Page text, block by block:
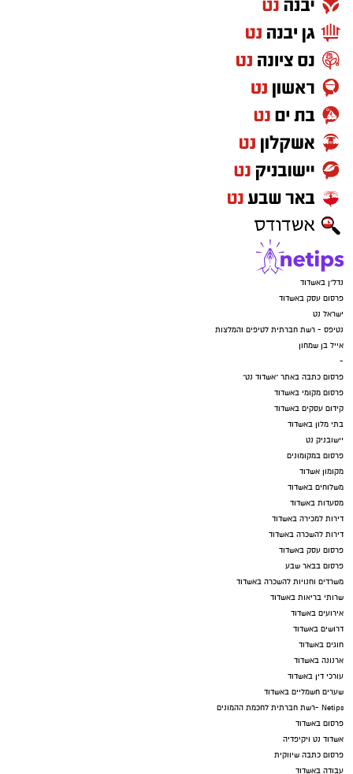
רוצה לעקוב אחרי הערוץ של הקבוצה "אשדוד נט"
ב-WhatsApp לחצו כאן
להורדת אפליקציה של אשדוד נט לחצו כאן
עקבו בפייסבוק
עקבו באינסטגרם
נדל"ן באשדוד
פרסום עסק באשדוד
ישראל נט
נטיפס - רשת חברתית לטיפים והמלצות
אייל בן שמחון
-
פרסום כתבה באתר "אשדוד נט"
פרסום מקומי באשדוד
קידום עסקים באשדוד
בתי מלון באשדוד
יישובניק נט
פרסום במקומונים
מקומון אשדוד
משלוחים באשדוד
מסעדות באשדוד
דירות למכירה באשדוד
דירות להשכרה באשדוד
פרסום עסק באשדוד
פרסום בבאר שבע
משרדים וחנויות להשכרה באשדוד
שרותי בריאות באשדוד
אירועים באשדוד
דרושים באשדוד
חוגים באשדוד
ארנונה באשדוד
עורכי דין באשדוד
שערים חשמליים באשדוד
Netips -רשת חברתית לחכמת ההמונים
פרסום באשדוד
אשדוד נט ויקיפדיה
פרסום כתבה שיווקית
עבודה באשדוד